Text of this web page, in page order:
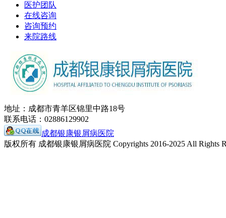
医护团队
在线咨询
咨询预约
来院路线
地址：成都市青羊区锦里中路18号
联系电话：02886129902
成都银康银屑病医院
版权所有 成都银康银屑病医院 Copyrights 2016-2025 All Rights